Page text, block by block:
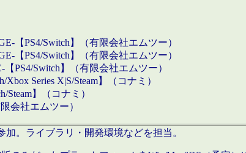
【PS4/Switch】（有限会社エムツー）
【PS4/Switch】（有限会社エムツー）
PS4/Switch】（有限会社エムツー）
Series X|S/Steam】（コナミ）
】（コナミ）
会社エムツー）
。ライブラリ・開発環境などを担当。